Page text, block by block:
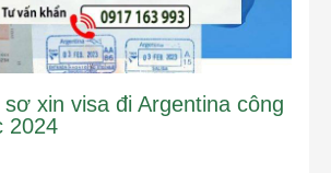
xin visa đi Argentina công
2024